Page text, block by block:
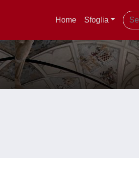
Home Sfoglia